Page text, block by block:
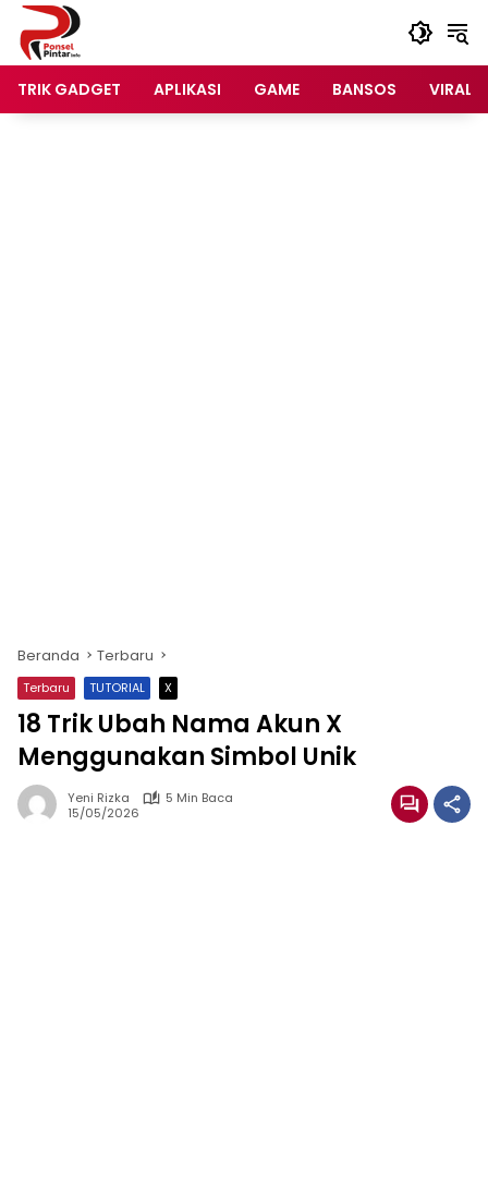
Langsung
konten
TRIK GADGET
APLIKASI GAME BANSOS VIRAL
Beranda Terbaru
Terbaru TUTORIAL X
18 Trik Ubah Nama Akun X
Menggunakan Simbol Unik
Yeni Rizka
5 Min Baca
15/05/2026